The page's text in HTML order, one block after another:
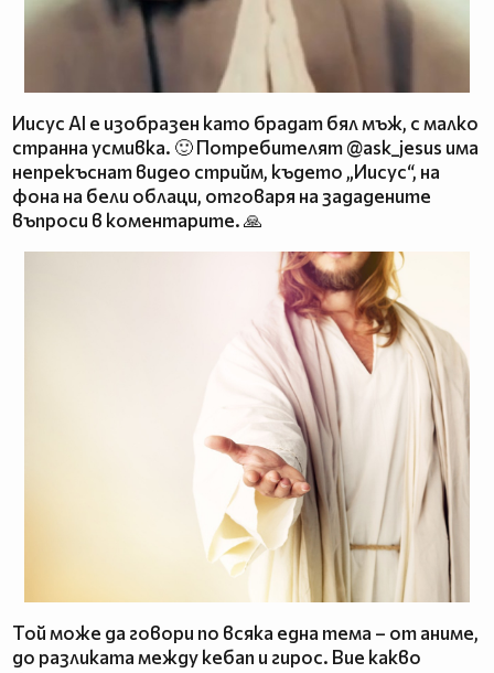
Иисус AI е изобразен като брадат бял мъж, с малко
странна усмивка. 🙂 Потребителят @ask_jesus има
непрекъснат видео стрийм, където „Иисус“, на
фона на бели облаци, отговаря на зададените
въпроси в коментарите. 🙏
Той може да говори по всяка една тема – от аниме,
до разликата между кебап и гирос. Вие какво